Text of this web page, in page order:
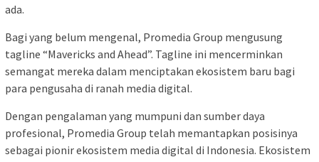
ada.
Bagi yang belum mengenal, Promedia Group mengusung
tagline “Mavericks and Ahead”. Tagline ini mencerminkan
semangat mereka dalam menciptakan ekosistem baru bagi
para pengusaha di ranah media digital.
Dengan pengalaman yang mumpuni dan sumber daya
profesional, Promedia Group telah memantapkan posisinya
sebagai pionir ekosistem media digital di Indonesia. Ekosistem